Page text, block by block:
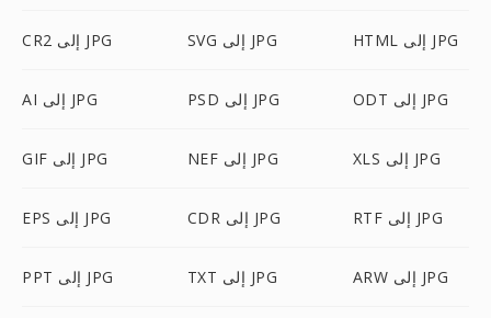
CR2 إلى JPG SVG إلى JPG HTML إلى JPG
AI إلى JPG PSD إلى JPG ODT إلى JPG
GIF إلى JPG NEF إلى JPG XLS إلى JPG
EPS إلى JPG CDR إلى JPG RTF إلى JPG
PPT إلى JPG TXT إلى JPG ARW إلى JPG